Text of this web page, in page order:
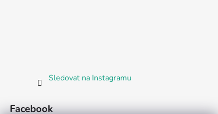
Sledovat na Instagramu
Facebook